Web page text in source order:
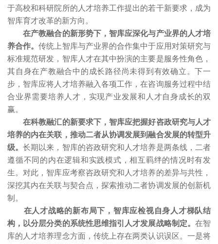
于高校和科研院所的人才培养工作提出的若干新要求，成为
智库育才改革的新方向。
在产教融合的新形势下，智库应深化与产业界的人才培
养合作。传统上智库与产业界的合作集中于应用对策研究与
标准规范研发，智库人才在其中扮演的主要是服务性角色，
其自身在产教融合中的成长路径尚未得到有效确立。下一
步，智库应将人才培养融入各项工作，在咨询服务过程中结
合业界需要培养人才，实现产业发展和人才自身成长的双
赢。
在科教融汇的新要求下，智库应把握好咨政研究与人才
培养的内在关联，推动二者从协调发展到融合发展的转型升
级。长期以来，智库的咨政研究和人才培养是两条线，二者
遵循不同的内在逻辑和实践模式，相互羁绊的情况时有发
生。对此，智库应考察咨政研究和人才培养的差异与共性，
深挖其内在关联与契合点，探索推动二者协调发展的创新机
制。
在人才战略的新布局下，智库应检视自身人才梯队结
构，以分层分类的系统性思维指引人才发展战略制定。 在智
库的人才培养理念方面，传统上存在两类认识误区。一是将